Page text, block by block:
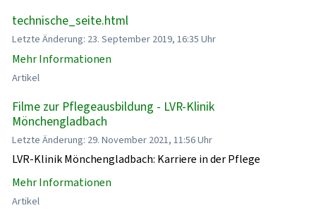
technische_seite.html
Letzte Änderung: 23. September 2019, 16:35 Uhr
Mehr Informationen
Artikel
Filme zur Pflegeausbildung - LVR-Klinik
Mönchengladbach
Letzte Änderung: 29. November 2021, 11:56 Uhr
LVR-Klinik Mönchengladbach: Karriere in der Pflege
Mehr Informationen
Artikel